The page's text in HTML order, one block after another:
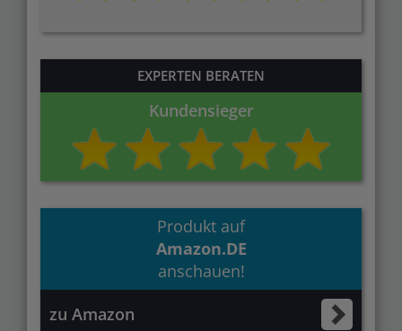
EXPERTEN BERATEN
Kundensieger
Produkt auf
Amazon.DE
anschauen!
zu Amazon